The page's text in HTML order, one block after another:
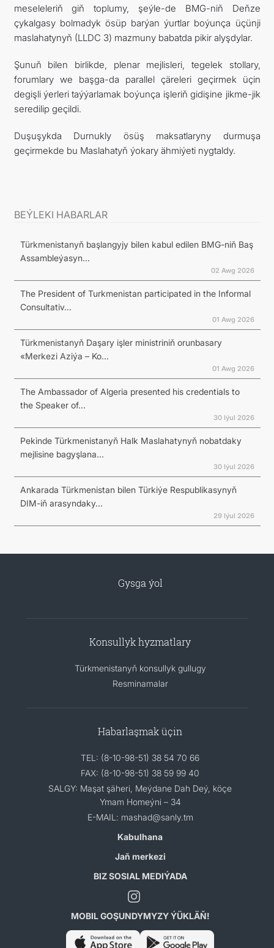
meseleleriň giň toplumy, şeýle-de BMG-niň Deňze
çykalgasy bolmadyk ösüp barýan ýurtlar boýunça üçünji
maslahatynyň (LLDC 3) mazmuny babatda pikir alyşdylar.
Şunuň bilen birlikde, plenar mejlisleri, tegelek stollary,
forumlary we başga-da parallel çäreleri geçirmek üçin
degişli ýerleri taýýarlamak boýunça işleriň gidişine jikme-jik
seredilip geçildi.
Duşuşykda Durnukly ösüş maksatlaryny durmuşa
geçirmekde bu Maslahatyň ýokary ähmiýeti nygtaldy.
BEÝLEKI HABARLAR
Türkmenistanyň başlangyjy bilen kabul edilen BMG-niň Baş
Assambleýasyn...
02 Awg 2026
The President of Turkmenistan participated in the Informal
Consultativ...
01 Awg 2026
Türkmenistanyň Daşary işler ministriniň orunbasary
«Merkezi Aziýa – Ko...
01 Awg 2026
The Ambassador of Algeria presented his credentials to
the Speaker of...
30 Iýul 2026
Pekinde Türkmenistanyň Halk Maslahatynyň nobatdaky
mejlisine bagyşlana...
30 Iýul 2026
Ankarada Türkmenistan bilen Türkiýe Respublikasynyň
DIM-iň arasyndaky...
29 Iýul 2026
Gysga ýol
Konsullyk hyzmatlary
Türkmenistanyň konsullyk gullugy
Resminamalar
Habarlaşmak üçin
TEL: (8-10-98-51) 38 54 70 66
FAX: (8-10-98-51) 38 59 99 40
SALGY: Maşat şäheri, Meýdane Dah Deý, köçe
Ymam Homeýni – 34
E-MAIL: mashad@sanly.tm
Kabulhana
Jaň merkezi
BIZ SOSIAL MEDIÝADA
MOBIL GOŞUNDYMYZY ÝÜKLÄŇ!